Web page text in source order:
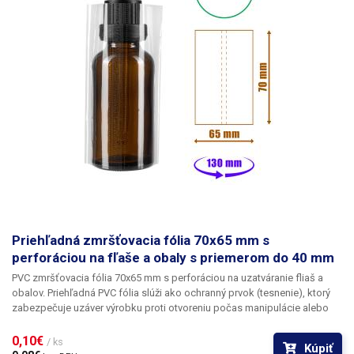
nástavcom. Fľaša nie je súčasťou balenia.Balenie:1ks PVC zmršťovacia
Priehľadná zmršťovacia fólia 70x65 mm s
perforáciou na fľaše a obaly s priemerom do 40 mm
PVC zmršťovacia fólia 70x65 mm s perforáciou na uzatváranie fliaš a
obalov. Priehľadná PVC fólia slúži ako ochranný prvok (tesnenie), ktorý
zabezpečuje uzáver výrobku proti otvoreniu počas manipulácie alebo
originálne zabalený výrobok, ktorý nebol nikdy otvorený a použitý. Fóliu
0,10€ / ks Kúpiť